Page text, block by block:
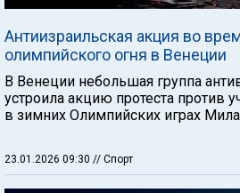
Антиизраильская акция во
олимпийского огня в Венеции
В Венеции небольшая группа
устроила акцию протеста против
в зимних Олимпийских играх
23.01.2026 09:30 // Спорт